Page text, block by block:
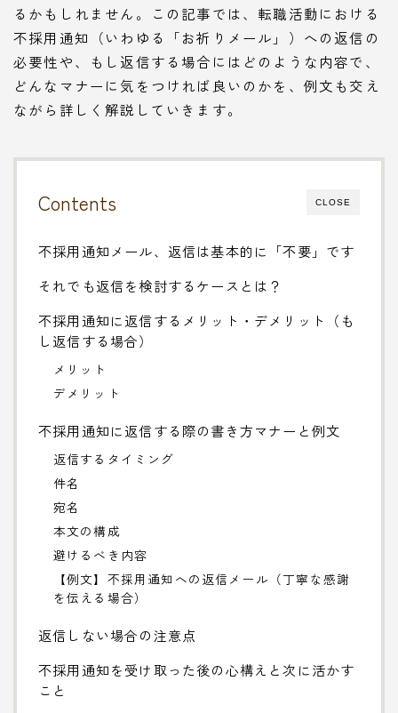
るかもしれません。この記事では、転職活動における
不採用通知（いわゆる「お祈りメール」）への返信の
必要性や、もし返信する場合にはどのような内容で、
どんなマナーに気をつければ良いのかを、例文も交え
ながら詳しく解説していきます。
CLOSE
Contents
不採用通知メール、返信は基本的に「不要」です
それでも返信を検討するケースとは？
不採用通知に返信するメリット・デメリット（も
し返信する場合）
メリット
デメリット
不採用通知に返信する際の書き方マナーと例文
返信するタイミング
件名
宛名
本文の構成
避けるべき内容
【例文】不採用通知への返信メール（丁寧な感謝
を伝える場合）
返信しない場合の注意点
不採用通知を受け取った後の心構えと次に活かす
こと